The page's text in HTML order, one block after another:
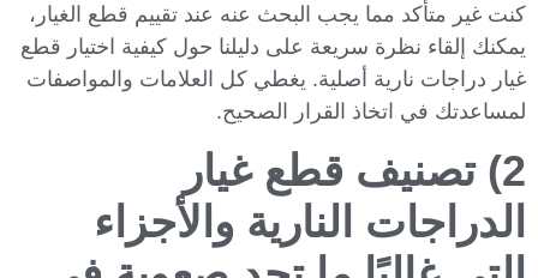
كنت غير متأكد مما يجب البحث عنه عند تقييم قطع الغيار،
يمكنك إلقاء نظرة سريعة على دليلنا حول كيفية اختيار قطع
غيار دراجات نارية أصلية. يغطي كل العلامات والمواصفات
لمساعدتك في اتخاذ القرار الصحيح.
2) تصنيف قطع غيار
الدراجات النارية والأجزاء